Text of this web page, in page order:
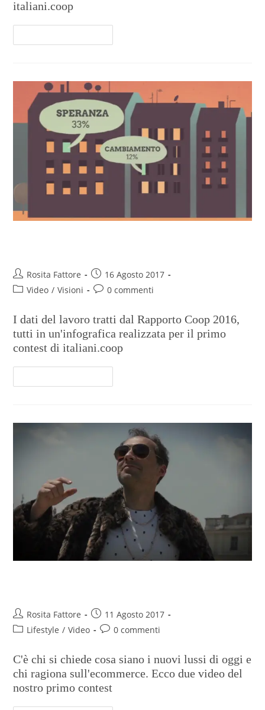
italiani.coop
Rosita Fattore
16 Agosto 2017
Video / Visioni 0 commenti
I dati del lavoro tratti dal Rapporto Coop 2016,
tutti in un'infografica realizzata per il primo
contest di italiani.coop
Rosita Fattore
11 Agosto 2017
Lifestyle / Video 0 commenti
C'è chi si chiede cosa siano i nuovi lussi di oggi e
chi ragiona sull'ecommerce. Ecco due video del
nostro primo contest